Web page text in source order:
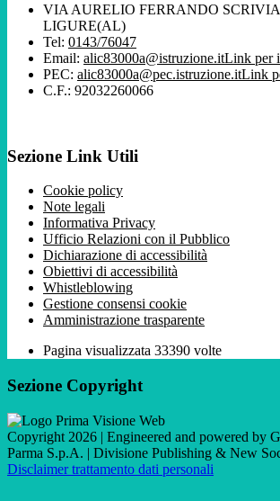
VIA AURELIO FERRANDO
LIGURE(AL)
Tel: 0143/76047
Email: alic83000a@istruzione.itLink per
PEC: alic83000a@pec.istruzione.itLink
C.F.: 92032260066
Sezione Link Utili
Cookie policy
Note legali
Informativa Privacy
Ufficio Relazioni con il Pubblico
Dichiarazione di accessibilità
Obiettivi di accessibilità
Whistleblowing
Gestione consensi cookie
Amministrazione trasparente
Pagina visualizzata 33390 volte
Sezione Copyright
Copyright 2026 | Engineered and powered by
Parma S.p.A. | Divisione Publishing & New
Disclaimer trattamento dati personali